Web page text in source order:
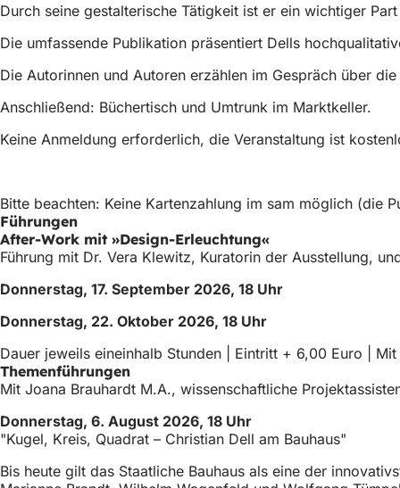
Durch seine gestalterische Tätigkeit ist er ein wichtiger
Die umfassende Publikation präsentiert Dells
Die Autorinnen und Autoren erzählen im Gespräch über
Anschließend: Büchertisch und Umtrunk im Marktkeller.
Keine Anmeldung erforderlich, die Veranstaltung ist
Bitte beachten: Keine Kartenzahlung im sam möglich (die
Führungen
After-Work mit »Design-Erleuchtung«
Führung mit Dr. Vera Klewitz, Kuratorin der Ausstellung,
Donnerstag, 17. September 2026, 18 Uhr
Donnerstag, 22. Oktober 2026, 18 Uhr
Dauer jeweils eineinhalb Stunden | Eintritt + 6,00 Euro |
Themenführungen
Mit Joana Brauhardt M.A., wissenschaftliche
Donnerstag, 6. August 2026, 18 Uhr
"Kugel, Kreis, Quadrat – Christian Dell am Bauhaus"
Bis heute gilt das Staatliche Bauhaus als eine der